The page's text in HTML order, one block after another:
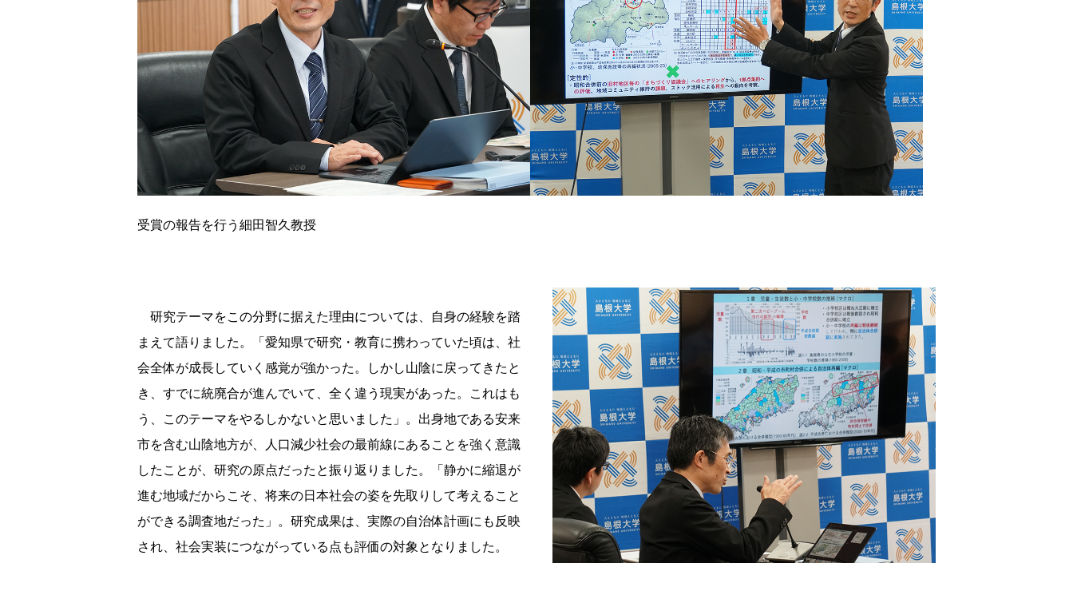
受賞の報告を行う細田智久教授
研究テーマをこの分野に据えた理由については、自身の経験を踏
まえて語りました。「愛知県で研究・教育に携わっていた頃は、社
会全体が成長していく感覚が強かった。しかし山陰に戻ってきたと
き、すでに統廃合が進んでいて、全く違う現実があった。これはも
う、このテーマをやるしかないと思いました」。出身地である安来
市を含む山陰地方が、人口減少社会の最前線にあることを強く意識
したことが、研究の原点だったと振り返りました。「静かに縮退が
進む地域だからこそ、将来の日本社会の姿を先取りして考えること
ができる調査地だった」。研究成果は、実際の自治体計画にも反映
され、社会実装につながっている点も評価の対象となりました。